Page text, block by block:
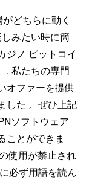
どちらに動く
みたい時に簡
ジノ ビットコイ
. 私たちの専門
オファーを提供
した 。ぜひ上記
ソフトウェア
ことができま
使用が禁止され
必ず用語を読ん